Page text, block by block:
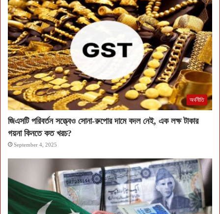
অর্থনীতি
জিএসটি পরিবর্তন সত্ত্বেও সোনা-রুপোর দামে বদল নেই, এক লক্ষ টাকার
গয়না কিনতে কত খরচ?
September 4, 2025